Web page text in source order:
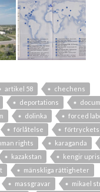
artikel 58
chechens
deportations
dolinka
forced
förlåtelse
förtryckets
rights karaganda
kazakstan
kengir
mänskliga rättigheter
massgravar
mikael